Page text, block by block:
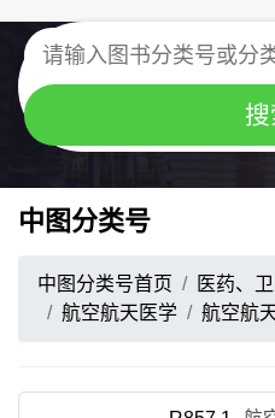
中图分类号
中图分类号首页 医药、
航空航天医学
航空航